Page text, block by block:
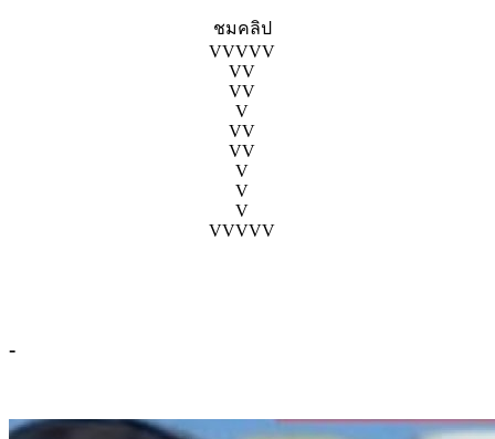
ชมคลิป
VVVVV
VV
VV
V
VV
VV
V
V
V
VVVVV
-